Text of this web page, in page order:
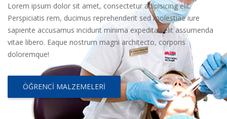
Lorem ipsum dolor sit amet, consectetur adipisicing elit.
Perspiciatis rem, ducimus reprehenderit sed molestiae iure
sapiente accusamus incidunt minima expedita velit assumenda
vitae libero. Eaque nostrum magni architecto, corporis
doloremque!
ÖĞRENCI MALZEMELERI